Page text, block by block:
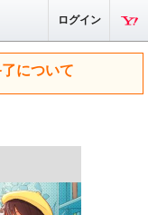
ログイン
について